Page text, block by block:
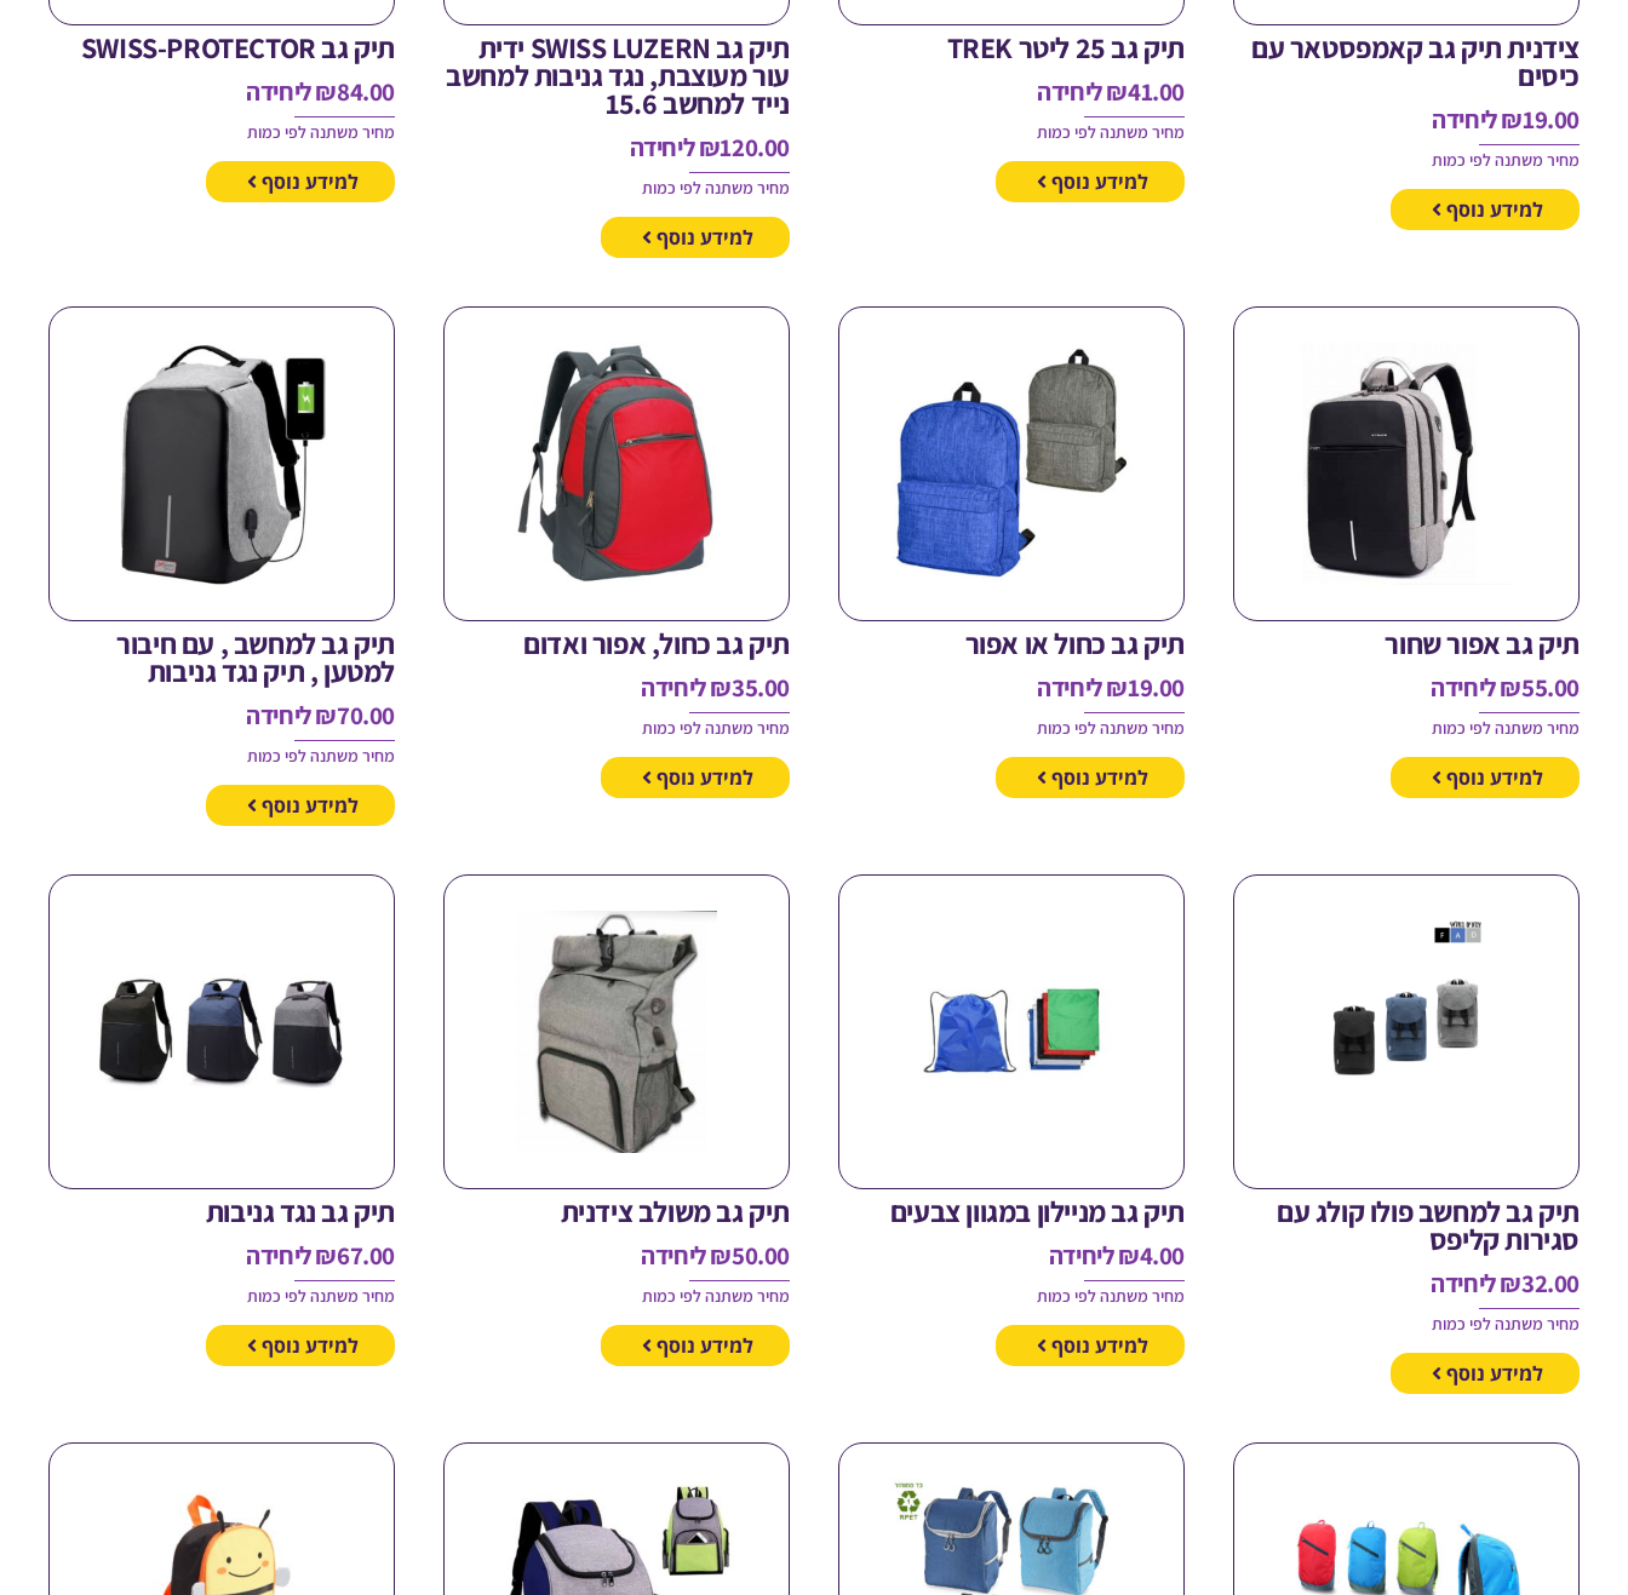
צידנית תיק גב קאמפסטאר עם
כיסים
₪19.00 ליחידה
מחיר משתנה לפי כמות
למידע נוסף
תיק גב 25 ליטר TREK
₪41.00 ליחידה
מחיר משתנה לפי כמות
למידע נוסף
תיק גב SWISS LUZERN ידית
עור מעוצבת, נגד גניבות למחשב
נייד למחשב 15.6
₪120.00 ליחידה
מחיר משתנה לפי כמות
למידע נוסף
תיק גב SWISS-PROTECTOR
₪84.00 ליחידה
מחיר משתנה לפי כמות
למידע נוסף
תיק גב אפור שחור
₪55.00 ליחידה
מחיר משתנה לפי כמות
למידע נוסף
תיק גב כחול או אפור
₪19.00 ליחידה
מחיר משתנה לפי כמות
למידע נוסף
תיק גב כחול, אפור ואדום
₪35.00 ליחידה
מחיר משתנה לפי כמות
למידע נוסף
תיק גב למחשב , עם חיבור
למטען , תיק נגד גניבות
₪70.00 ליחידה
מחיר משתנה לפי כמות
למידע נוסף
תיק גב למחשב פולו קולג עם
סגירות קליפס
₪32.00 ליחידה
מחיר משתנה לפי כמות
למידע נוסף
תיק גב מניילון במגוון צבעים
₪4.00 ליחידה
מחיר משתנה לפי כמות
למידע נוסף
תיק גב משולב צידנית
₪50.00 ליחידה
מחיר משתנה לפי כמות
למידע נוסף
תיק גב נגד גניבות
₪67.00 ליחידה
מחיר משתנה לפי כמות
למידע נוסף